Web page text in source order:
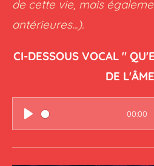
de cette vie, mais
antérieures...).
CI-DESSOUS VOCAL "
DE L'ÂME
P
l
00:00